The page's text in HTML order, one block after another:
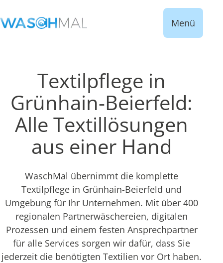
Menü
Textilpflege in
Grünhain-Beierfeld:
Alle Textillösungen
aus einer Hand
WaschMal übernimmt die komplette
Textilpflege in Grünhain-Beierfeld und
Umgebung für Ihr Unternehmen. Mit über 400
regionalen Partnerwäschereien, digitalen
Prozessen und einem festen Ansprechpartner
für alle Services sorgen wir dafür, dass Sie
jederzeit die benötigten Textilien vor Ort haben.